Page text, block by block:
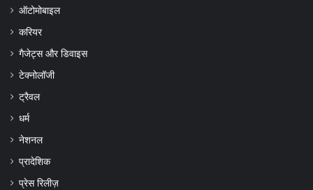
ऑटोमोबाइल
करियर
गैजेट्स और डिवाइस
टेक्नोलॉजी
ट्रैवल
धर्म
नेशनल
प्रादेशिक
प्रेस रिलीज़